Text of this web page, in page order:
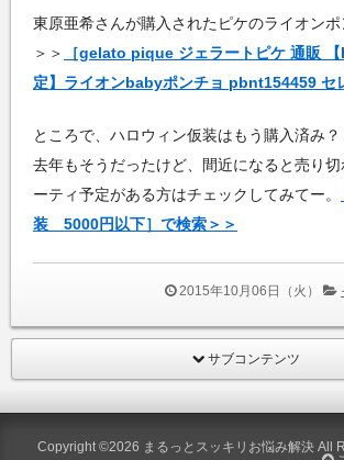
東原亜希さんが購入されたピケのライオン
＞＞
［gelato pique ジェラートピケ 通販
定】ライオンbabyポンチョ pbnt154459 セ
ところで、ハロウィン仮装はもう購入済み？
去年もそうだったけど、間近になると売り
ーティ予定がある方はチェックしてみてー。
装 5000円以下］で検索＞＞
2015年10月06日（火）
サブコンテンツ
Copyright ©2026 まるっとスッキリお悩み解決 All